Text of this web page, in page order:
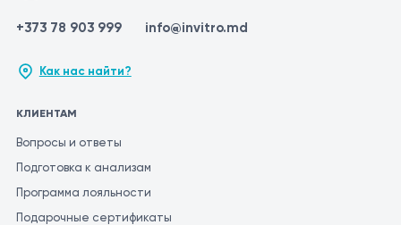
+373 78 903 999 info@invitro.md
Как нас найти?
КЛИЕНТАМ
Вопросы и ответы
Подготовка к анализам
Программа лояльности
Подарочные сертификаты